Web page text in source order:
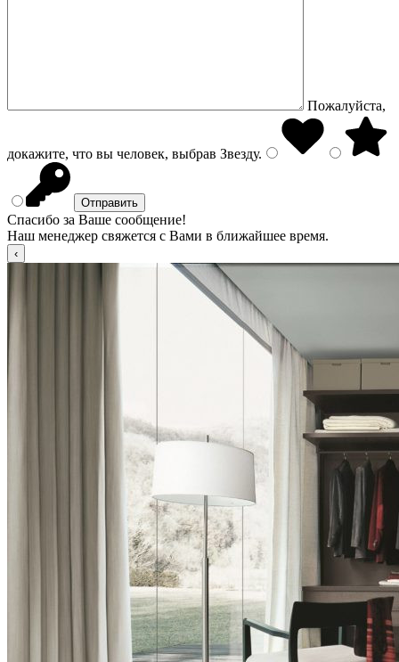
Пожалуйста,
докажите, что вы человек, выбрав Звезду.
Спасибо за Ваше сообщение!
Наш менеджер свяжется с Вами в ближайшее время.